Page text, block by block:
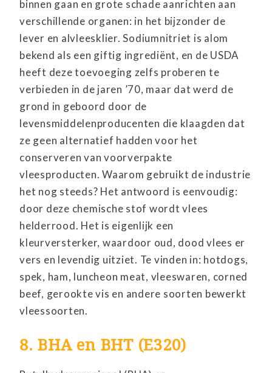
binnen gaan en grote schade aanrichten aan
verschillende organen: in het bijzonder de
lever en alvleesklier. Sodiumnitriet is alom
bekend als een giftig ingrediënt, en de USDA
heeft deze toevoeging zelfs proberen te
verbieden in de jaren ’70, maar dat werd de
grond in geboord door de
levensmiddelenproducenten die klaagden dat
ze geen alternatief hadden voor het
conserveren van voorverpakte
vleesproducten. Waarom gebruikt de industrie
het nog steeds? Het antwoord is eenvoudig:
door deze chemische stof wordt vlees
helderrood. Het is eigenlijk een
kleurversterker, waardoor oud, dood vlees er
vers en levendig uitziet. Te vinden in: hotdogs,
spek, ham, luncheon meat, vleeswaren, corned
beef, gerookte vis en andere soorten bewerkt
vleessoorten.
8. BHA en BHT (E320)